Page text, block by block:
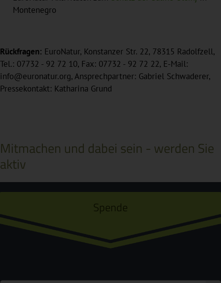
Montenegro
Rückfragen: EuroNatur, Konstanzer Str. 22, 78315 Radolfzell,
Tel.: 07732 - 92 72 10, Fax: 07732 - 92 72 22, E-Mail:
info@euronatur.org, Ansprechpartner: Gabriel Schwaderer,
Pressekontakt: Katharina Grund
Mitmachen und dabei sein - werden Sie
aktiv
Spende